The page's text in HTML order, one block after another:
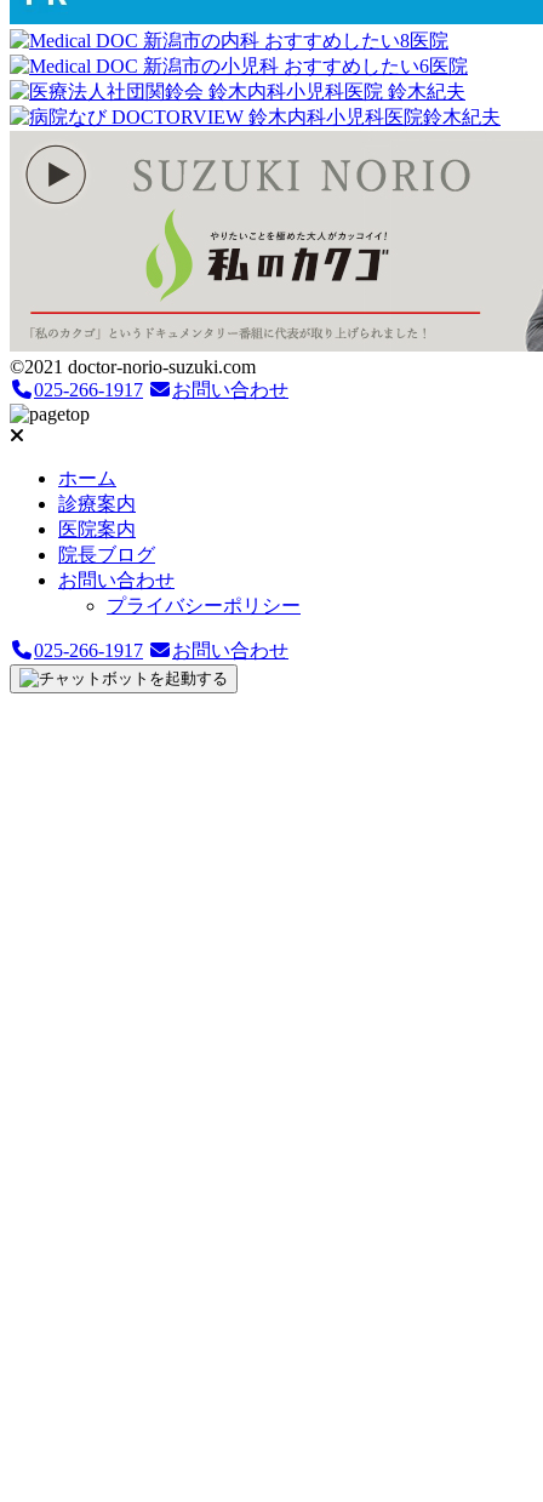
©2021 doctor-norio-suzuki.com
025-266-1917
お問い合わせ
ホーム
診療案内
医院案内
院長ブログ
お問い合わせ
プライバシーポリシー
025-266-1917 お問い合わせ